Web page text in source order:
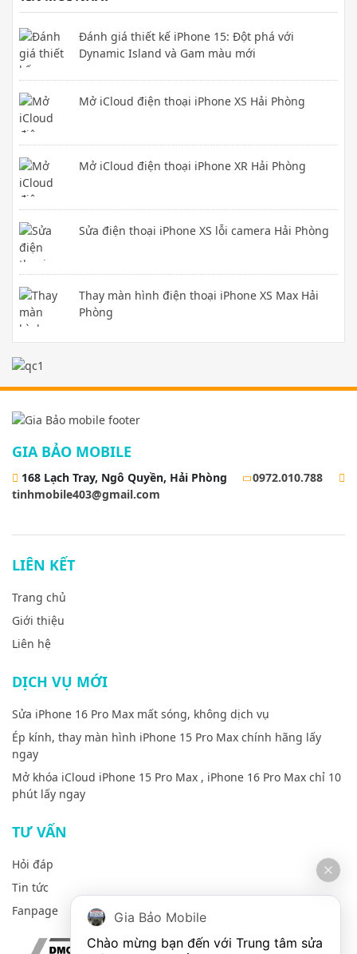
Đánh giá thiết kế iPhone 15: Đột phá với
Dynamic Island và Gam màu mới
Mở iCloud điện thoại iPhone XS Hải Phòng
Mở iCloud điện thoại iPhone XR Hải Phòng
Sửa điện thoại iPhone XS lỗi camera Hải Phòng
Thay màn hình điện thoại iPhone XS Max Hải
Phòng
GIA BẢO MOBILE
168 Lạch Tray, Ngô Quyền, Hải Phòng
0972.010.788
tinhmobile403@gmail.com
LIÊN KẾT
Trang chủ
Giới thiệu
Liên hệ
DỊCH VỤ MỚI
Sửa iPhone 16 Pro Max mất sóng, không dịch vụ
Ép kính, thay màn hình iPhone 15 Pro Max chính hãng lấy
ngay
Mở khóa iCloud iPhone 15 Pro Max , iPhone 16 Pro Max chỉ 10
phút lấy ngay
TƯ VẤN
Hỏi đáp
Tin tức
Fanpage
Gia Bảo Mobile
Chào mừng bạn đến với Trung tâm sửa